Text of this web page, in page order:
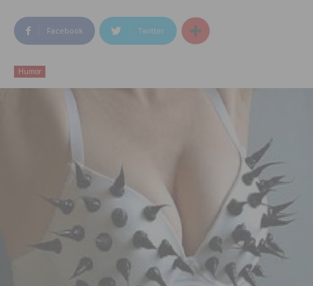
Facebook Twitter
Humor